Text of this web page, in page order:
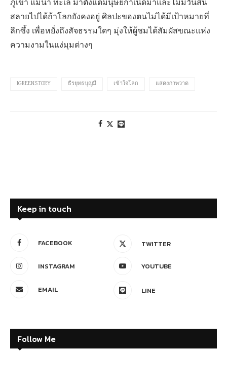
ภูเขา แม่น้ำ ทะเล มาตั้งแต่มนุษย์กำเนิดมาและไม่มีวันสิ้น
สลายไปได้ถ้าโลกยังคงอยู่ ศิลปะของตนไม่ได้มีเป้าหมายที่
ลึกซึ้ง เพื่อหยั่งถึงสัจธรรมใดๆ มุ่งให้ผู้ชมได้สัมผัสขณะแห่ง
ความงามในแง่มุมต่างๆ
IGREENSTORY ธีรยุทธบุญมี เข้าใจโลก แสดงภาพวาด
Keep in touch
FACEBOOK TWITTER
INSTAGRAM YOUTUBE
EMAIL LINE
Follow Me